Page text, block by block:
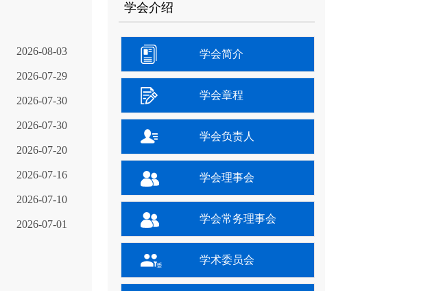
2026-08-03
2026-07-29
2026-07-30
2026-07-30
2026-07-20
2026-07-16
2026-07-10
2026-07-01
学会介绍
学会简介
学会章程
学会负责人
学会理事会
学会常务理事会
学术委员会